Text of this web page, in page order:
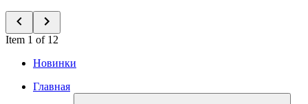
Item 1 of 12
Новинки
Главная